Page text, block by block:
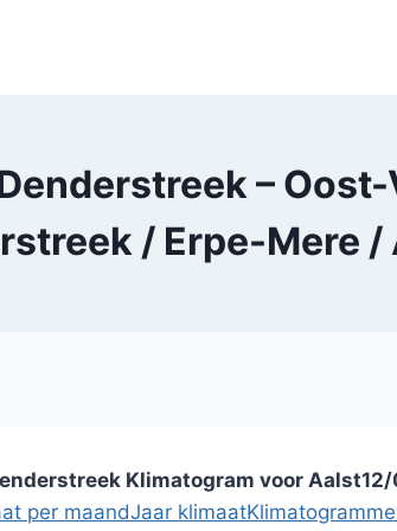
–
/ Erpe-Mere
Klimatogram voor Aalst
per maandJaar klimaat